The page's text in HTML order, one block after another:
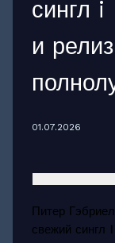
сингл
и
01.07.2026
Питер
свежий сингл